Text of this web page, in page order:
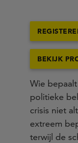
BEKIJK
Wie
politieke
crisis niet
extreem
terwijl de